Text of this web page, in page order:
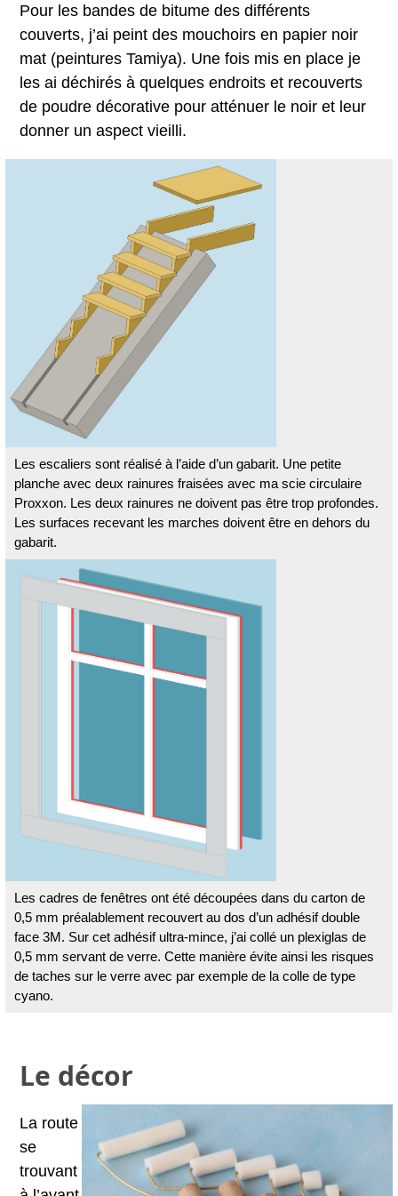
Pour les bandes de bitume des différents
couverts, j’ai peint des mouchoirs en papier noir
mat (peintures Tamiya). Une fois mis en place je
les ai déchirés à quelques endroits et recouverts
de poudre décorative pour atténuer le noir et leur
donner un aspect vieilli.
Les escaliers sont réalisé à l’aide d’un gabarit. Une petite
planche avec deux rainures fraisées avec ma scie circulaire
Proxxon. Les deux rainures ne doivent pas être trop profondes.
Les surfaces recevant les marches doivent être en dehors du
gabarit.
Les cadres de fenêtres ont été découpées dans du carton de
0,5 mm préalablement recouvert au dos d’un adhésif double
face 3M. Sur cet adhésif ultra-mince, j’ai collé un plexiglas de
0,5 mm servant de verre. Cette manière évite ainsi les risques
de taches sur le verre avec par exemple de la colle de type
cyano.
Le décor
La route
se
trouvant